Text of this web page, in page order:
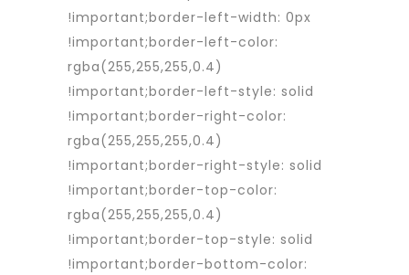
!important;border-left-width: 0px
!important;border-left-color:
rgba(255,255,255,0.4)
!important;border-left-style: solid
!important;border-right-color:
rgba(255,255,255,0.4)
!important;border-right-style: solid
!important;border-top-color:
rgba(255,255,255,0.4)
!important;border-top-style: solid
!important;border-bottom-color: